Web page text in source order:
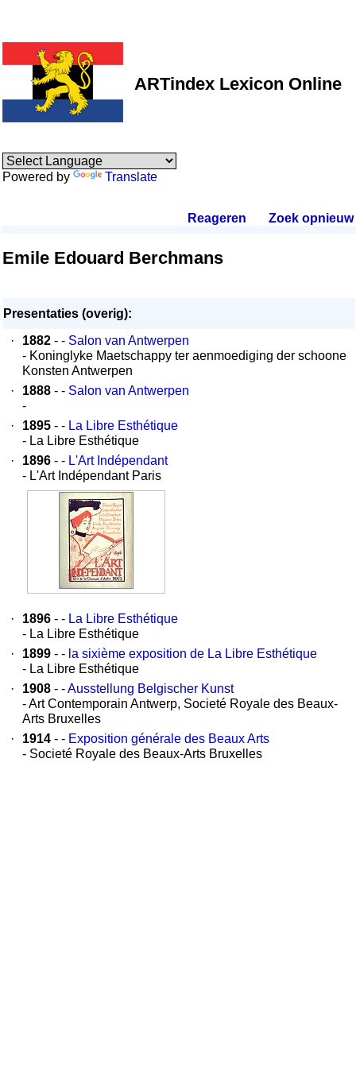
ARTindex Lexicon Online
Powered by Translate
Reageren Zoek opnieuw.
Emile Edouard Berchmans
Presentaties (overig):
·
1882 - - Salon van Antwerpen
- Koninglyke Maetschappy ter aenmoediging der schoone
Konsten Antwerpen
·
1888 - - Salon van Antwerpen
-
·
1895 - - La Libre Esthétique
- La Libre Esthétique
·
1896 - - L'Art Indépendant
- L'Art Indépendant Paris
· 1896 - - La Libre Esthétique
- La Libre Esthétique
·
1899 - - la sixième exposition de La Libre Esthétique
- La Libre Esthétique
·
1908 - -Ausstellung Belgischer Kunst
- Art Contemporain Antwerp, Societé Royale des Beaux-
Arts Bruxelles
·
1914 - - Exposition générale des Beaux Arts
- Societé Royale des Beaux-Arts Bruxelles